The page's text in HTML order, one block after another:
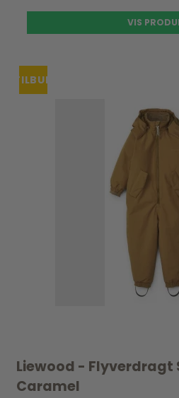
VIS
TILBUD
Liewood - Flyverdragt
Caramel